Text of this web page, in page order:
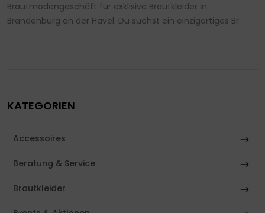
Brautmodengeschäft für exklisive Brautkleider in
Brandenburg an der Havel. Du suchst ein einzigartiges Br
KATEGORIEN
Accessoires
Beratung & Service
Brautkleider